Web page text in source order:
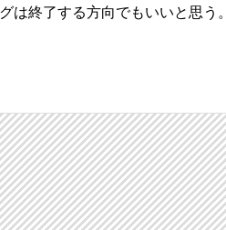
は終了する方向でもいいと思う。